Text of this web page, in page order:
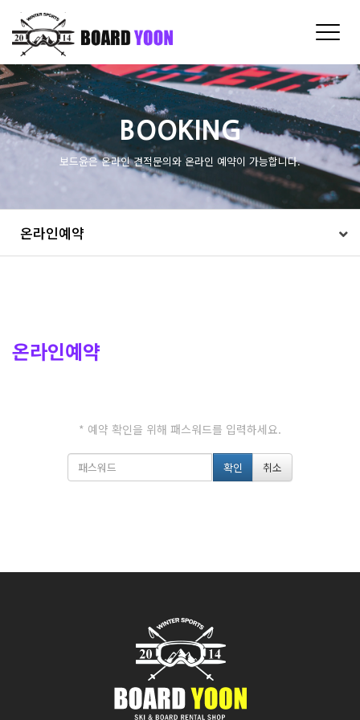
Toggle
BOOKING
보드윤은 온라인 견적문의와 온라인 예약이 가능합니다.
온라인예약
온라인예약
* 예약 확인을 위해 패스워드를 입력하세요.
확인 취소